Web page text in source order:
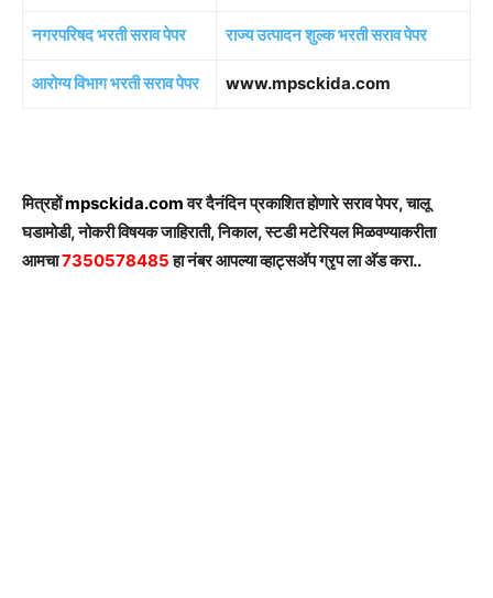
नगरपरिषद भरती सराव पेपर राज्य उत्पादन शुल्क भरती सराव पेपर
आरोग्य विभाग भरती सराव पेपर www.mpsckida.com
मित्रहोंmpsckida.comवर दैनंदिन प्रकाशित होणारे सराव पेपर, चालू
घडामोडी, नोकरी विषयक जाहिराती, निकाल, स्टडी मटेरियल मिळवण्याकरीता
आमचा7350578485हा नंबर आपल्या व्हाट्सअ‍ॅप ग्रृप ला अ‍ॅड करा..